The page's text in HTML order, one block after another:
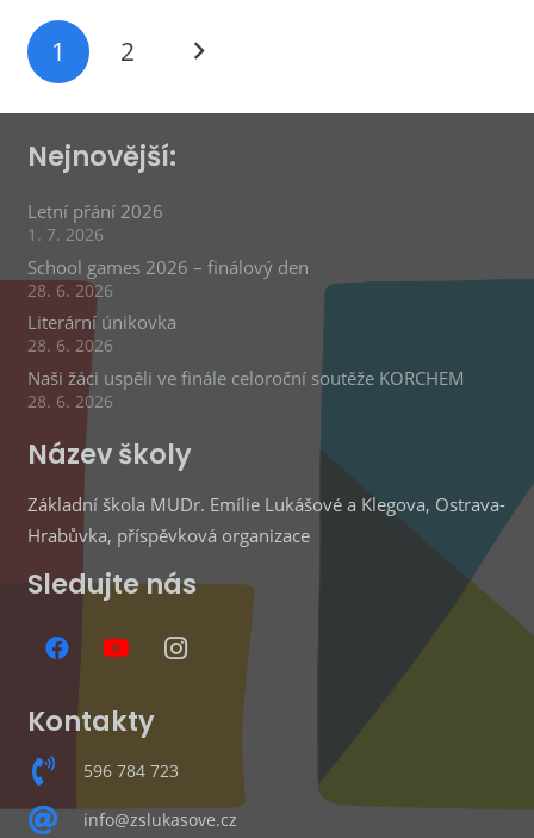
1 2
Nejnovější:
Letní přání 2026
1. 7. 2026
School games 2026 – finálový den
28. 6. 2026
Literární únikovka
28. 6. 2026
Naši žáci uspěli ve finále celoroční soutěže KORCHEM
28. 6. 2026
Název školy
Základní škola MUDr. Emílie Lukášové a Klegova, Ostrava-
Hrabůvka, příspěvková organizace
Sledujte nás
Kontakty
596 784 723
info@zslukasove.cz